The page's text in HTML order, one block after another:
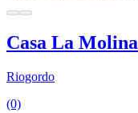
Casa La Molina
Riogordo
(0)